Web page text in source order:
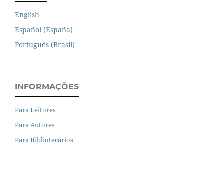
English
Español (España)
Português (Brasil)
INFORMAÇÕES
Para Leitores
Para Autores
Para Bibliotecários